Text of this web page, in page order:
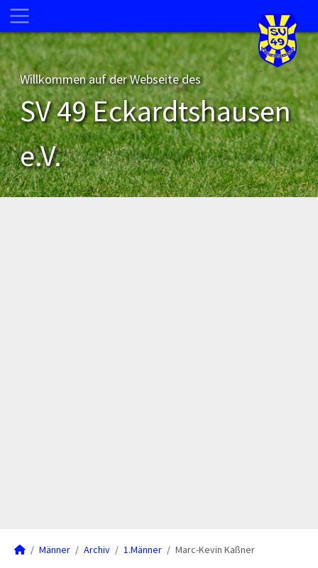
Willkommen auf der Webseite des
SV 49 Eckardtshausen
e.V.
Männer Archiv 1.Männer Marc-Kevin Kaßner